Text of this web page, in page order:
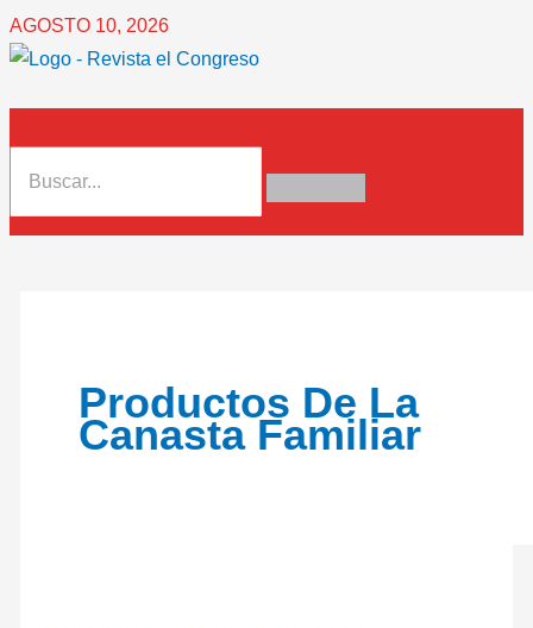
Ir
al
AGOSTO 10, 2026
Productos De La
Canasta Familiar
Se
disparan
de
alimentos
por
compulsivas